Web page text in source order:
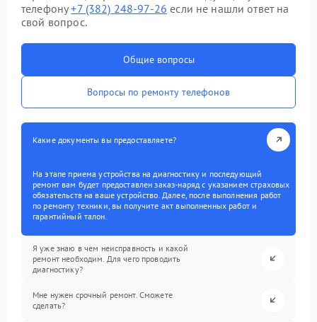
телефону+7 (382) 248-97-26 если не нашли ответ на
свой вопрос.
Общие вопросы
Вопросы по ремонту телефонов
Какие документы вы предоставляете?
На этапе приема устройства на диагностику и последующий
ремонт вам будет предоставлен заказ-наряд с указанием страховых
обязательств на ваше устройство. Далее, после выполнения работ
по ремонту техники, вы получите акт выполненных работ и
гарантийный талон.
Я уже знаю в чем неисправность и какой
ремонт необходим. Для чего проводить
диагностику?
Мне нужен срочный ремонт. Сможете
сделать?